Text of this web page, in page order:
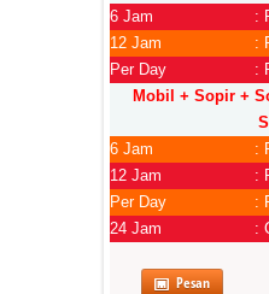
6 Jam
:
12 Jam
:
Per Day
:
Mobil + Sopir +
6 Jam
:
12 Jam
:
Per Day
:
24 Jam
:
Pesan